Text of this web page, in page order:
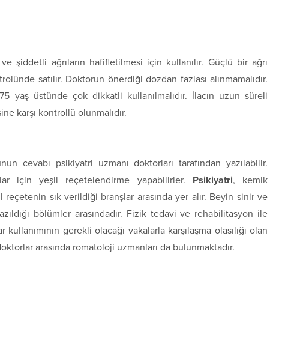
şiddetli ağrıların hafifletilmesi için kullanılır. Güçlü bir ağrı
satılır. Doktorun önerdiği dozdan fazlası alınmamalıdır.
yaş üstünde çok dikkatli kullanılmalıdır. İlacın uzun süreli
karşı kontrollü olunmalıdır.
cevabı psikiyatri uzmanı doktorları tarafından yazılabilir.
için yeşil reçetelendirme yapabilirler. Psikiyatri, kemik
reçetenin sık verildiği branşlar arasında yer alır. Beyin sinir ve
bölümler arasındadır. Fizik tedavi ve rehabilitasyon ile
gerekli olacağı vakalarla karşılaşma olasılığı olan
arasında romatoloji uzmanları da bulunmaktadır.